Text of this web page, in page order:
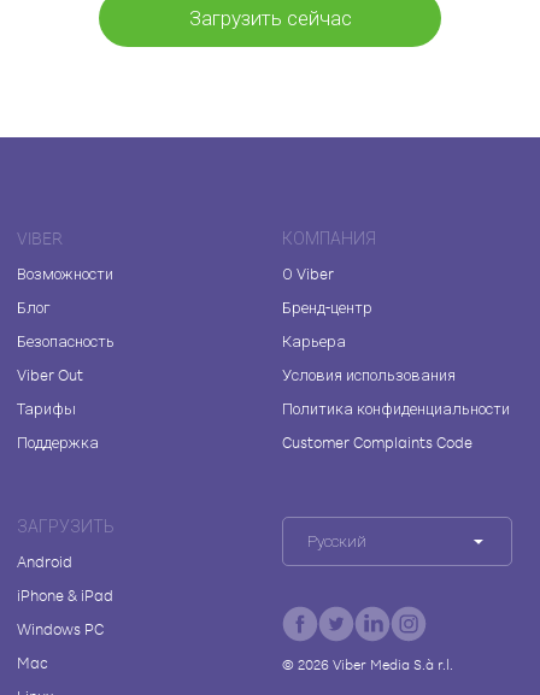
Загрузить сейчас
VIBER
Возможности
Блог
Безопасность
Viber Out
Тарифы
Поддержка
КОМПАНИЯ
О Viber
Бренд-центр
Карьера
Условия использования
Политика конфиденциальности
Customer Complaints Code
ЗАГРУЗИТЬ
Android
iPhone & iPad
Windows PC
Mac
Русский
© 2026Viber Media S.à r.l.